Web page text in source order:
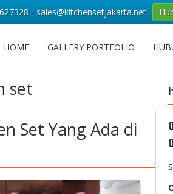
HOME GALLERY PORTFOLIO
set
Set Yang Ada di
- sales@kitchensetjakarta.net